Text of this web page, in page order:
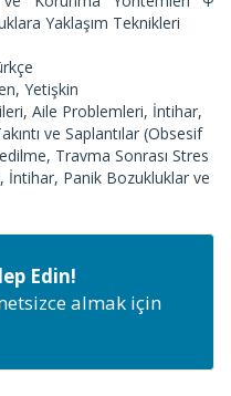
Yaklaşım Teknikleri
Yetişkin
Aile Problemleri, İntihar,
ve Saplantılar (Obsesif
Travma Sonrası Stres
İntihar, Panik Bozukluklar ve
Edin!
almak için